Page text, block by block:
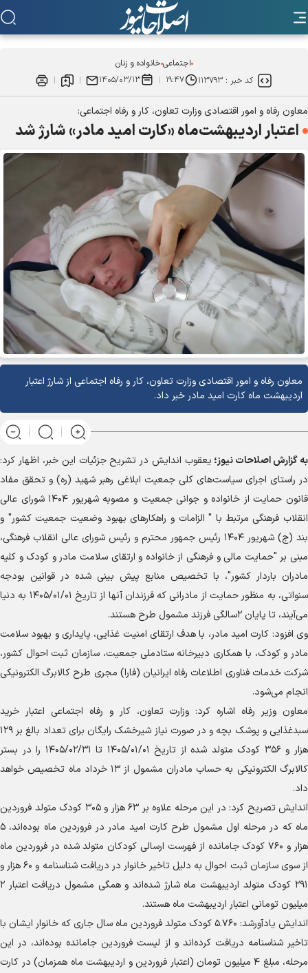
اجتماعیخانواده و زنان
کد خبر :۱۱۳۷۹۳ ۱۹:۴۷ ۱۴۰۵/۰۳/۱۳
معاون رفاه و امور اقتصادی وزارت تعاون، کار و رفاه اجتماعی:
اعتبار اردیبهشت‌ماه «کارت امید مادر» شارژ شد
معاون رفاه و امور اقتصادی وزارت تعاون، کار و رفاه اجتماعی از شارژ اعتبار
اردیبهشت ماه کارت امید مادر خبر داد.
به گزارشاصلاحات نیوز؛ یعقوب اندایش در تشریح جزئیات این خبر، اظهار کرد:
در راستای اجرای سیاست‌های کلی جمعیت ابلاغی رهبر شهید (ره) و تحقق مفاد
قانون حمایت از خانواده و جوانی جمعیت و مصوبه شهریور ۱۴۰۴ شورای عالی
انقلاب فرهنگی مرتبط با " الزامات و راهکار‌های بهبود وضعیت جمعیت کشور" و
بند (ج) شهریور ۱۴۰۴ رئیس جمهور محترم و رئیس شورای عالی انقلاب فرهنگی،
مبنی بر "حمایت مالی و فرهنگی از خانواده و ارتقای سلامت مادر و کودک و کلیه
مادران باردار کشور"، با تخصیص منابع پیش بینی شده در قوانین بودجه
سنواتی، به منظور حمایت از مادرانی که فرزندان آنها از تاریخ ۱۴۰۵/۰۱/۰۱ به دنیا
می‌آیند، تا پایان ۲سالگی فرزند مشمول طرح هستند.
وی افزود: کارت امید مادر، با هدف ارتقای امنیت غذایی، پایداری و بهبود سلامت
مادر و کودک، با همکاری دبیرخانه ستادملی جمعیت، سازمان ثبت احوال کشور،
شرکت خدمات فناوری اطلاعات رفاه ایرانیان (فارا) مجری طرح کالابرگ الکترونیکی
انجام می‌شود.
معاون وزیر رفاه اشاره کرد: وزارت تعاون، کار و رفاه اجتماعی اعتبار خرید
سبدغذایی و پوشک بچه و در صورت نیاز شیرخشک رایگان برای تعداد بالغ بر ۱۲۹
هزار و ۳۵۶ کودک متولد شده از تاریخ ۱۴۰۵/۰۱/۰۱ تا ۱۴۰۵/۰۲/۳۱ را در بستر
کالابرگ الکترونیکی به حساب مادران مشمول از ۱۳ خرداد ماه تخصیص خواهد
داد.
اندایش تصریح کرد: در این مرحله علاوه بر ۶۳ هزار و ۳۰۵ کودک متولد فروردین
ماه که در مرحله اول مشمول طرح کارت امید مادر در فروردین ماه بوده‌اند، ۵
هزار و ۷۶۰ کودک جامانده از فهرست ارسالی کودکان متولد شده در فروردین ماه
از سوی سازمان ثبت احوال به دلیل تاخیر خانوار در دریافت شناسنامه و ۶۰ هزار و
۲۹۱ کودک متولد اردیبهشت ماه شارژ شده‌اند و همگی مشمول دریافت اعتبار ۲
میلیون تومانی اعتبار اردیبهشت ماه هستند.
اندایش یادآورشد: ۵.۷۶۰ کودک متولد فروردین ماه سال جاری که خانوار ایشان با
تاخیر شناسنامه دریافت کرده‌اند و از لیست فروردین جامانده بوده‌اند، در این
مرحله، مبلغ ۴ میلیون تومان (اعتبار فروردین و اردیبهشت ماه همزمان) در کارت